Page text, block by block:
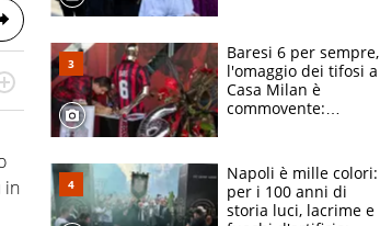
E
in
circondati
dall'affetto dei tifosi
Baresi 6 per sempre,
l'omaggio dei tifosi a
Casa Milan è
commovente:
bigliettini
Napoli è mille colori:
per i 100 anni di
storia luci, lacrime e